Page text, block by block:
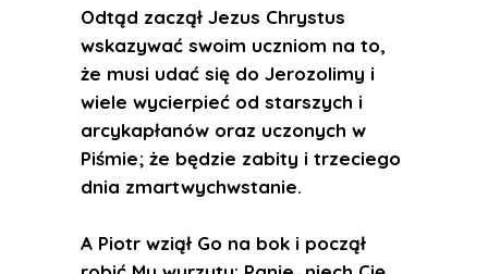
Odtąd zaczął Jezus Chrystus
wskazywać swoim uczniom na to,
że musi udać się do Jerozolimy i
wiele wycierpieć od starszych i
arcykapłanów oraz uczonych w
Piśmie; że będzie zabity i trzeciego
dnia zmartwychwstanie.
A Piotr wziął Go na bok i począł